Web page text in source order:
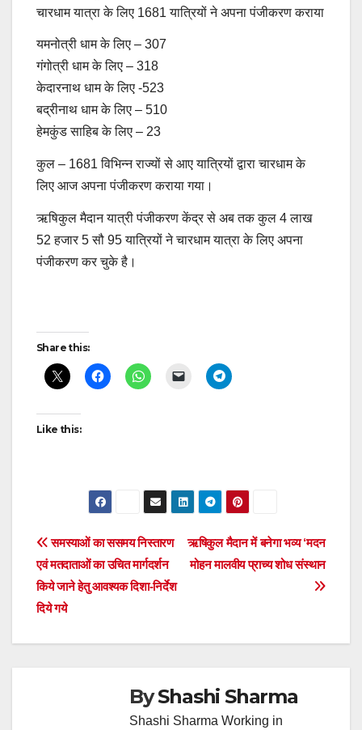
चारधाम यात्रा के लिए 1681 यात्रियों ने अपना पंजीकरण कराया
यमनोत्री धाम के लिए – 307
गंगोत्री धाम के लिए – 318
केदारनाथ धाम के लिए -523
बद्रीनाथ धाम के लिए – 510
हेमकुंड साहिब के लिए – 23
कुल – 1681 विभिन्न राज्यों से आए यात्रियों द्वारा चारधाम के
लिए आज अपना पंजीकरण कराया गया।
ऋषिकुल मैदान यात्री पंजीकरण केंद्र से अब तक कुल 4 लाख
52 हजार 5 सौ 95 यात्रियों ने चारधाम यात्रा के लिए अपना
पंजीकरण कर चुके है।
Post
navigation
Share this:
Like this:
Post
navigation
ऋषिकुल मैदान में बनेगा भव्य ‘मदन
मोहन मालवीय प्राच्य शोध संस्थान
समस्याओं का ससमय निस्तारण
एवं मतदाताओं का उचित मार्गदर्शन
किये जाने हेतु आवश्यक दिशा-निर्देश
दिये गये
ByShashi Sharma
Shashi Sharma Working in